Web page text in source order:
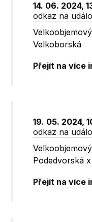
14. 06. 2024,
odkaz na
Velkoborská
Přejít na více
19. 05. 2024,
odkaz na
Podedvorská
Přejít na více